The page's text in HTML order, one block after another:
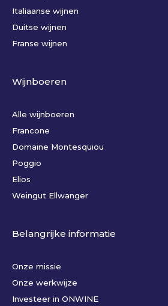
Italiaanse wijnen
Duitse wijnen
Franse wijnen
Wijnboeren
Alle wijnboeren
Francone
Domaine Montesquiou
Poggio
Elios
Weingut Ellwanger
Belangrijke informatie
Onze missie
Onze werkwijze
Investeer in ONWINE